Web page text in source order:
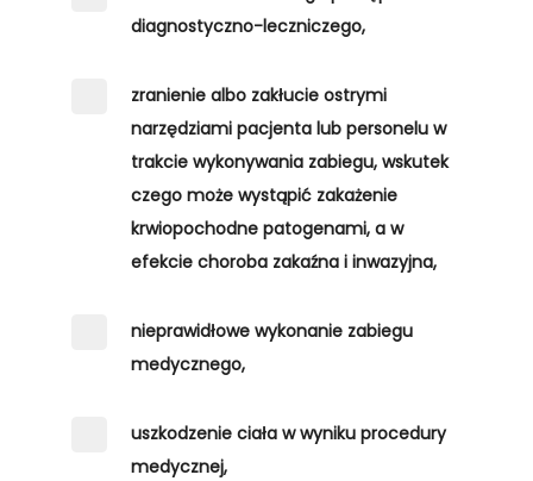
diagnostyczno-leczniczego,
zranienie albo zakłucie ostrymi
narzędziami pacjenta lub personelu w
trakcie wykonywania zabiegu, wskutek
czego może wystąpić zakażenie
krwiopochodne patogenami, a w
efekcie choroba zakaźna i inwazyjna,
nieprawidłowe wykonanie zabiegu
medycznego,
uszkodzenie ciała w wyniku procedury
medycznej,